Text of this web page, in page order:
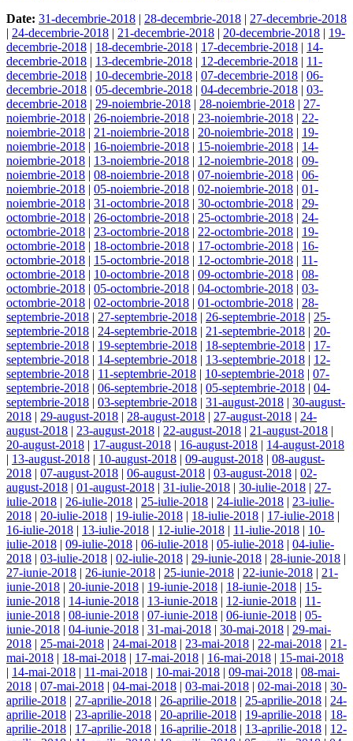
Date: 31-decembrie-2018 | 28-decembrie-2018 | 27-decembrie-2018
| 24-decembrie-2018 | 21-decembrie-2018 | 20-decembrie-2018 | 19-
decembrie-2018 | 18-decembrie-2018 | 17-decembrie-2018 | 14-
decembrie-2018 | 13-decembrie-2018 | 12-decembrie-2018 | 11-
decembrie-2018 | 10-decembrie-2018 | 07-decembrie-2018 | 06-
decembrie-2018 | 05-decembrie-2018 | 04-decembrie-2018 | 03-
decembrie-2018 | 29-noiembrie-2018 | 28-noiembrie-2018 | 27-
noiembrie-2018 | 26-noiembrie-2018 | 23-noiembrie-2018 | 22-
noiembrie-2018 | 21-noiembrie-2018 | 20-noiembrie-2018 | 19-
noiembrie-2018 | 16-noiembrie-2018 | 15-noiembrie-2018 | 14-
noiembrie-2018 | 13-noiembrie-2018 | 12-noiembrie-2018 | 09-
noiembrie-2018 | 08-noiembrie-2018 | 07-noiembrie-2018 | 06-
noiembrie-2018 | 05-noiembrie-2018 | 02-noiembrie-2018 | 01-
noiembrie-2018 | 31-octombrie-2018 | 30-octombrie-2018 | 29-
octombrie-2018 | 26-octombrie-2018 | 25-octombrie-2018 | 24-
octombrie-2018 | 23-octombrie-2018 | 22-octombrie-2018 | 19-
octombrie-2018 | 18-octombrie-2018 | 17-octombrie-2018 | 16-
octombrie-2018 | 15-octombrie-2018 | 12-octombrie-2018 | 11-
octombrie-2018 | 10-octombrie-2018 | 09-octombrie-2018 | 08-
octombrie-2018 | 05-octombrie-2018 | 04-octombrie-2018 | 03-
octombrie-2018 | 02-octombrie-2018 | 01-octombrie-2018 | 28-
septembrie-2018 | 27-septembrie-2018 | 26-septembrie-2018 | 25-
septembrie-2018 | 24-septembrie-2018 | 21-septembrie-2018 | 20-
septembrie-2018 | 19-septembrie-2018 | 18-septembrie-2018 | 17-
septembrie-2018 | 14-septembrie-2018 | 13-septembrie-2018 | 12-
septembrie-2018 | 11-septembrie-2018 | 10-septembrie-2018 | 07-
septembrie-2018 | 06-septembrie-2018 | 05-septembrie-2018 | 04-
septembrie-2018 | 03-septembrie-2018 | 31-august-2018 | 30-august-
2018 | 29-august-2018 | 28-august-2018 | 27-august-2018 | 24-
august-2018 | 23-august-2018 | 22-august-2018 | 21-august-2018 |
20-august-2018 | 17-august-2018 | 16-august-2018 | 14-august-2018
| 13-august-2018 | 10-august-2018 | 09-august-2018 | 08-august-
2018 | 07-august-2018 | 06-august-2018 | 03-august-2018 | 02-
august-2018 | 01-august-2018 | 31-iulie-2018 | 30-iulie-2018 | 27-
iulie-2018 | 26-iulie-2018 | 25-iulie-2018 | 24-iulie-2018 | 23-iulie-
2018 | 20-iulie-2018 | 19-iulie-2018 | 18-iulie-2018 | 17-iulie-2018 |
16-iulie-2018 | 13-iulie-2018 | 12-iulie-2018 | 11-iulie-2018 | 10-
iulie-2018 | 09-iulie-2018 | 06-iulie-2018 | 05-iulie-2018 | 04-iulie-
2018 | 03-iulie-2018 | 02-iulie-2018 | 29-iunie-2018 | 28-iunie-2018 |
27-iunie-2018 | 26-iunie-2018 | 25-iunie-2018 | 22-iunie-2018 | 21-
iunie-2018 | 20-iunie-2018 | 19-iunie-2018 | 18-iunie-2018 | 15-
iunie-2018 | 14-iunie-2018 | 13-iunie-2018 | 12-iunie-2018 | 11-
iunie-2018 | 08-iunie-2018 | 07-iunie-2018 | 06-iunie-2018 | 05-
iunie-2018 | 04-iunie-2018 | 31-mai-2018 | 30-mai-2018 | 29-mai-
2018 | 25-mai-2018 | 24-mai-2018 | 23-mai-2018 | 22-mai-2018 | 21-
mai-2018 | 18-mai-2018 | 17-mai-2018 | 16-mai-2018 | 15-mai-2018
| 14-mai-2018 | 11-mai-2018 | 10-mai-2018 | 09-mai-2018 | 08-mai-
2018 | 07-mai-2018 | 04-mai-2018 | 03-mai-2018 | 02-mai-2018 | 30-
aprilie-2018 | 27-aprilie-2018 | 26-aprilie-2018 | 25-aprilie-2018 | 24-
aprilie-2018 | 23-aprilie-2018 | 20-aprilie-2018 | 19-aprilie-2018 | 18-
aprilie-2018 | 17-aprilie-2018 | 16-aprilie-2018 | 13-aprilie-2018 | 12-